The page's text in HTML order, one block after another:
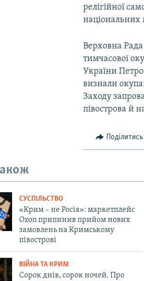
релігійної
Верховна
тимчасової
України
визнали
Заходу
півострова й
Поділитись
СУСПІЛЬСТВО
«Крим – не Росія»: маркетплейс
Ozon припинив прийом нових
замовлень на Кримському
півострові
ВІЙНА ТА КРИМ
Сорок днів, сорок ночей. Про